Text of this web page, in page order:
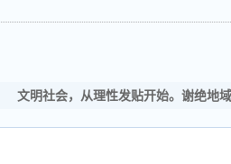
文明社会，从理性发贴开始。谢绝地